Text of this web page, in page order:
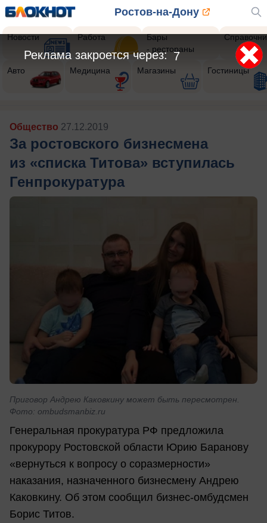
Ростов-на-Дону
Новости Работа
Бары
- рестораны
Авто Медицина Магазины Гостиницы
Общество 27.12.2019
За ростовского бизнесмена
из «списка Титова» вступилась
Генпрокуратура
Приговор Андрею Каковкину может быть пересмотрен.
Фото: ombudsmanbiz.ru
Генеральная прокуратура РФ предложила
прокурору Ростовской области Юрию Баранову
«вернуться к вопросу о соразмерности»
наказания, назначенного бизнесмену Андрею
Каковкину. Об этом сообщил бизнес-омбудсмен
Борис Титов.
4
Реклама закроется через: